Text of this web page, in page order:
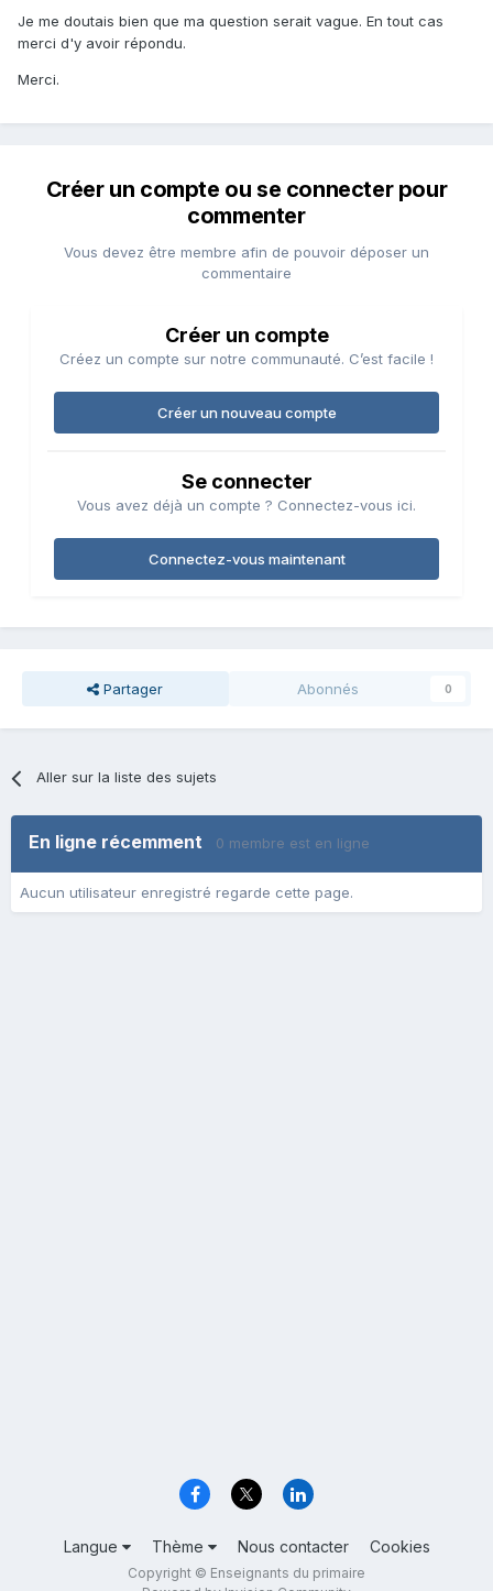
Je me doutais bien que ma question serait vague. En tout cas
merci d'y avoir répondu.
Merci.
Créer un compte ou se connecter pour
commenter
Vous devez être membre afin de pouvoir déposer un
commentaire
Créer un compte
Créez un compte sur notre communauté. C’est facile !
Créer un nouveau compte
Se connecter
Vous avez déjà un compte ? Connectez-vous ici.
Connectez-vous maintenant
Partager Abonnés 0
Aller sur la liste des sujets
En ligne récemment 0 membre est en ligne
Aucun utilisateur enregistré regarde cette page.
Langue Thème Nous contacter Cookies
Copyright © Enseignants du primaire